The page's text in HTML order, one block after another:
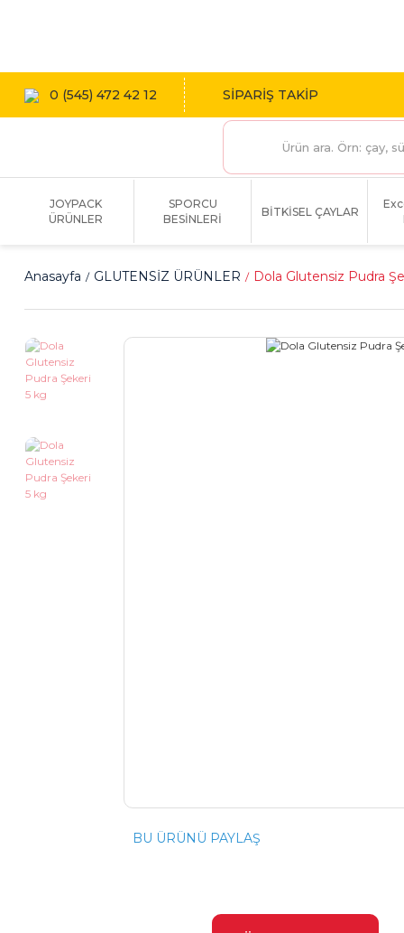
0 (545) 472 42 12 SİPARİŞ TAKİP
JOYPACK
ÜRÜNLER
SPORCU
BESİNLERİ
BİTKİSEL ÇAYLAR
Anasayfa GLUTENSİZ ÜRÜNLER Dola Glutensiz Pudra
BU ÜRÜNÜ PAYLAŞ